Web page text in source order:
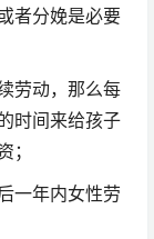
者分娩是必要
劳动，那么每
时间来给孩子
；
一年内女性劳